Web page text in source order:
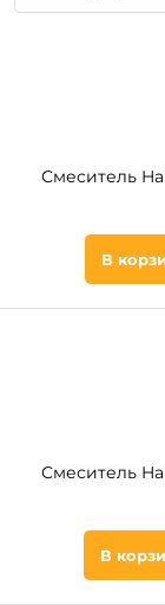
Наличие
Смеситель
В
Смеситель
В